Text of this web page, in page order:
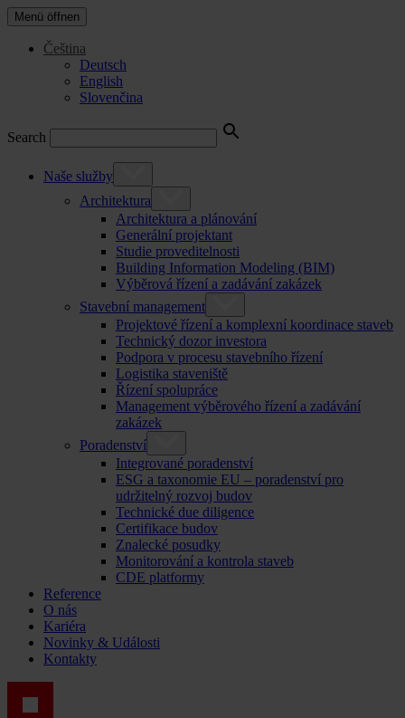
Menü öffnen
Čeština
Deutsch
English
Slovenčina
Search
Naše služby
Architektura
Architektura a plánování
Generální projektant
Studie proveditelnosti
Building Information Modeling (BIM)
Výběrová řízení a zadávání zakázek
Stavební management
Projektové řízení a komplexní koordinace staveb
Technický dozor investora
Podpora v procesu stavebního řízení
Logistika staveniště
Řízení spolupráce
Management výběrového řízení a zadávání
zakázek
Poradenství
Integrované poradenství
ESG a taxonomie EU – poradenství pro
udržitelný rozvoj budov
Technické due diligence
Certifikace budov
Znalecké posudky
Monitorování a kontrola staveb
CDE platformy
Reference
O nás
Kariéra
Novinky & Události
Kontakty